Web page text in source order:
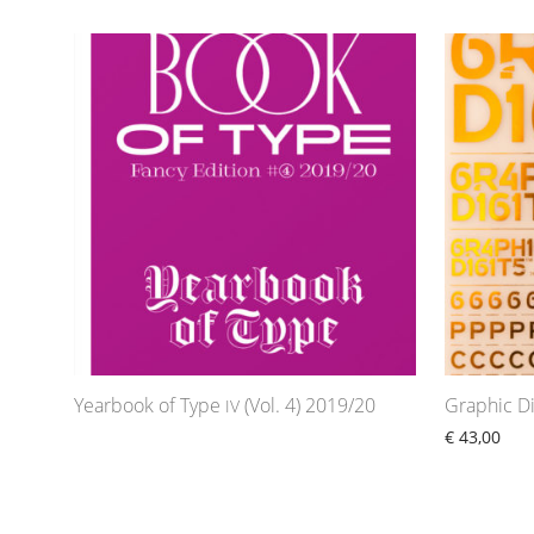
Yearbook of Type IV (Vol. 4) 2019/20 Graphic
€ 43,00